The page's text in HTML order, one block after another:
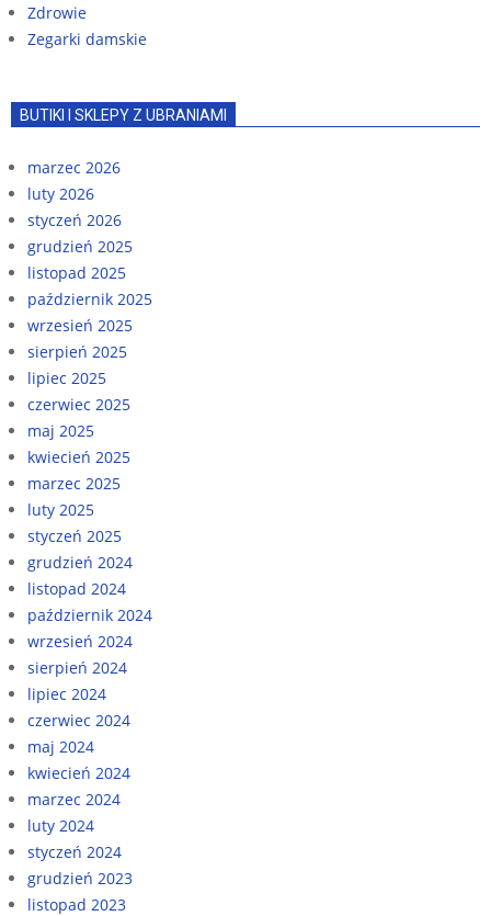
Zdrowie
Zegarki damskie
BUTIKI I SKLEPY Z UBRANIAMI
marzec 2026
luty 2026
styczeń 2026
grudzień 2025
listopad 2025
październik 2025
wrzesień 2025
sierpień 2025
lipiec 2025
czerwiec 2025
maj 2025
kwiecień 2025
marzec 2025
luty 2025
styczeń 2025
grudzień 2024
listopad 2024
październik 2024
wrzesień 2024
sierpień 2024
lipiec 2024
czerwiec 2024
maj 2024
kwiecień 2024
marzec 2024
luty 2024
styczeń 2024
grudzień 2023
listopad 2023